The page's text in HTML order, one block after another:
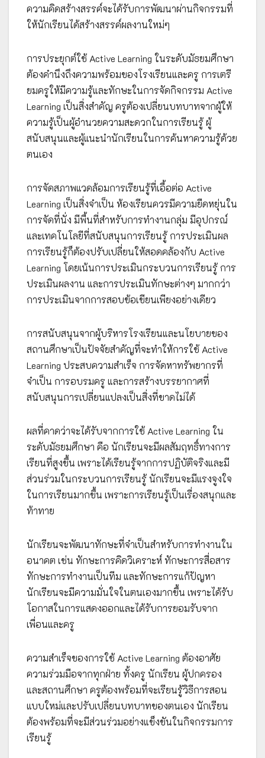
ความคิดสร้างสรรค์จะได้รับการพัฒนาผ่านกิจกรรมที่
ให้นักเรียนได้สร้างสรรค์ผลงานใหม่ๆ
การประยุกต์ใช้ Active Learning ในระดับมัธยมศึกษา
ต้องคำนึงถึงความพร้อมของโรงเรียนและครู การเตรี
ยมครูให้มีความรู้และทักษะในการจัดกิจกรรม Active
Learning เป็นสิ่งสำคัญ ครูต้องเปลี่ยนบทบาทจากผู้ให้
ความรู้เป็นผู้อำนวยความสะดวกในการเรียนรู้ ผู้
สนับสนุนและผู้แนะนำนักเรียนในการค้นหาความรู้ด้วย
ตนเอง
การจัดสภาพแวดล้อมการเรียนรู้ที่เอื้อต่อ Active
Learning เป็นสิ่งจำเป็น ห้องเรียนควรมีความยืดหยุ่นใน
การจัดที่นั่ง มีพื้นที่สำหรับการทำงานกลุ่ม มีอุปกรณ์
และเทคโนโลยีที่สนับสนุนการเรียนรู้ การประเมินผล
การเรียนรู้ก็ต้องปรับเปลี่ยนให้สอดคล้องกับ Active
Learning โดยเน้นการประเมินกระบวนการเรียนรู้ การ
ประเมินผลงาน และการประเมินทักษะต่างๆ มากกว่า
การประเมินจากการสอบข้อเขียนเพียงอย่างเดียว
การสนับสนุนจากผู้บริหารโรงเรียนและนโยบายของ
สถานศึกษาเป็นปัจจัยสำคัญที่จะทำให้การใช้ Active
Learning ประสบความสำเร็จ การจัดหาทรัพยากรที่
จำเป็น การอบรมครู และการสร้างบรรยากาศที่
สนับสนุนการเปลี่ยนแปลงเป็นสิ่งที่ขาดไม่ได้
ผลที่คาดว่าจะได้รับจากการใช้ Active Learning ใน
ระดับมัธยมศึกษา คือ นักเรียนจะมีผลสัมฤทธิ์ทางการ
เรียนที่สูงขึ้น เพราะได้เรียนรู้จากการปฏิบัติจริงและมี
ส่วนร่วมในกระบวนการเรียนรู้ นักเรียนจะมีแรงจูงใจ
ในการเรียนมากขึ้น เพราะการเรียนรู้เป็นเรื่องสนุกและ
ท้าทาย
นักเรียนจะพัฒนาทักษะที่จำเป็นสำหรับการทำงานใน
อนาคต เช่น ทักษะการคิดวิเคราะห์ ทักษะการสื่อสาร
ทักษะการทำงานเป็นทีม และทักษะการแก้ปัญหา
นักเรียนจะมีความมั่นใจในตนเองมากขึ้น เพราะได้รับ
โอกาสในการแสดงออกและได้รับการยอมรับจาก
เพื่อนและครู
ความสำเร็จของการใช้ Active Learning ต้องอาศัย
ความร่วมมือจากทุกฝ่าย ทั้งครู นักเรียน ผู้ปกครอง
และสถานศึกษา ครูต้องพร้อมที่จะเรียนรู้วิธีการสอน
แบบใหม่และปรับเปลี่ยนบทบาทของตนเอง นักเรียน
ต้องพร้อมที่จะมีส่วนร่วมอย่างแข็งขันในกิจกรรมการ
เรียนรู้